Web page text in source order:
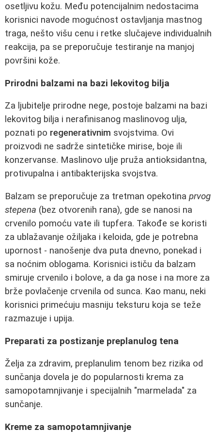
osetljivu kožu. Među potencijalnim nedostacima
korisnici navode mogućnost ostavljanja mastnog
traga, nešto višu cenu i retke slučajeve individualnih
reakcija, pa se preporučuje testiranje na manjoj
površini kože.
Prirodni balzami na bazi lekovitog bilja
Za ljubitelje prirodne nege, postoje balzami na bazi
lekovitog bilja i nerafinisanog maslinovog ulja,
poznati po regenerativnim svojstvima. Ovi
proizvodi ne sadrže sintetičke mirise, boje ili
konzervanse. Maslinovo ulje pruža antioksidantna,
protivupalna i antibakterijska svojstva.
Balzam se preporučuje za tretman opekotina prvog
stepena (bez otvorenih rana), gde se nanosi na
crvenilo pomoću vate ili tupfera. Takođe se koristi
za ublažavanje ožiljaka i keloida, gde je potrebna
upornost - nanošenje dva puta dnevno, ponekad i
sa noćnim oblogama. Korisnici ističu da balzam
smiruje crvenilo i bolove, a da ga nose i na more za
brže povlačenje crvenila od sunca. Kao manu, neki
korisnici primećuju masniju teksturu koja se teže
razmazuje i upija.
Preparati za postizanje preplanulog tena
Želja za zdravim, preplanulim tenom bez rizika od
sunčanja dovela je do popularnosti krema za
samopotamnjivanje i specijalnih "marmelada" za
sunčanje.
Kreme za samopotamnjivanje